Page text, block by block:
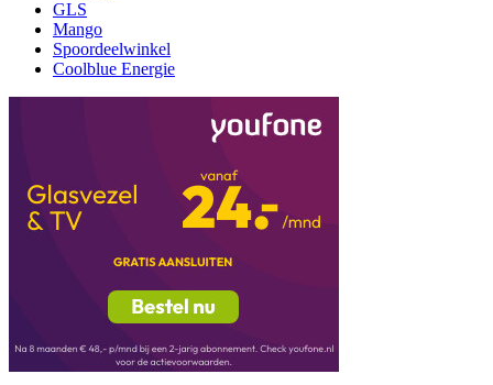
GLS
Mango
Spoordeelwinkel
Coolblue Energie